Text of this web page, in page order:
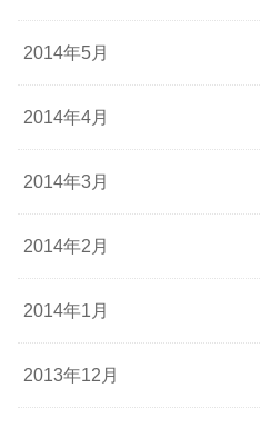
2014年5月
2014年4月
2014年3月
2014年2月
2014年1月
2013年12月